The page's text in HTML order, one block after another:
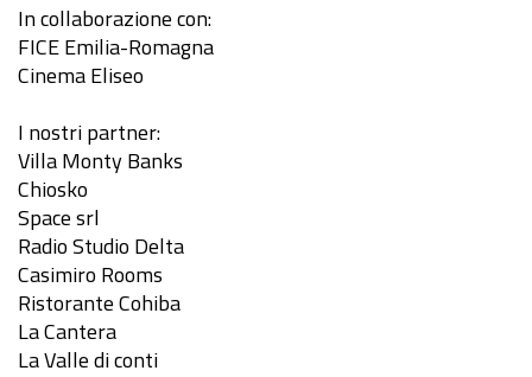
In collaborazione con:
FICE Emilia-Romagna
Cinema Eliseo
I nostri partner:
Villa Monty Banks
Chiosko
Space srl
Radio Studio Delta
Casimiro Rooms
Ristorante Cohiba
La Cantera
La Valle di conti